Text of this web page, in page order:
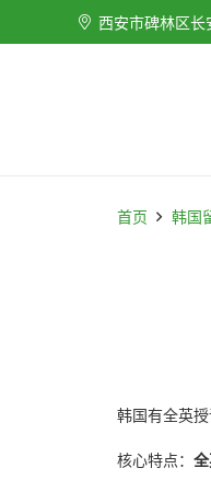
西安市碑林区长
首页 韩国
韩国有全英
核心特点：